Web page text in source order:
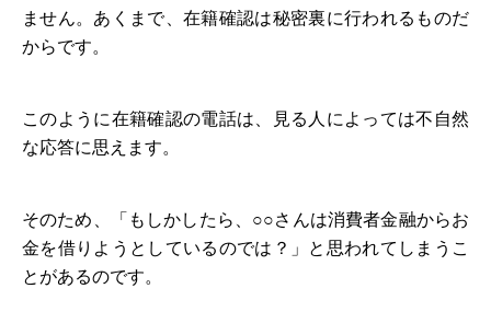
ません。あくまで、在籍確認は秘密裏に行われるものだ
からです。
このように在籍確認の電話は、見る人によっては不自然
な応答に思えます。
そのため、「もしかしたら、○○さんは消費者金融からお
金を借りようとしているのでは？」と思われてしまうこ
とがあるのです。